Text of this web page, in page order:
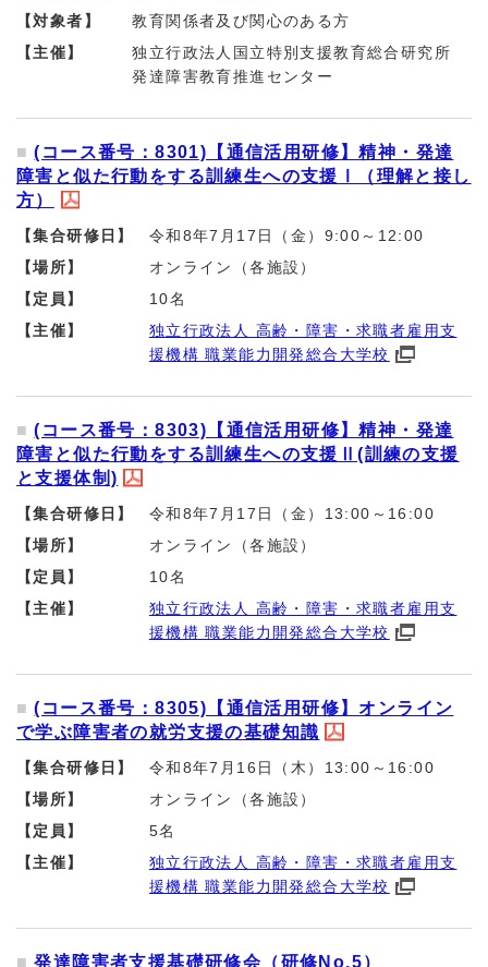
【対象者】
教育関係者及び関心のある方
【主催】
独立行政法人国立特別支援教育総合研究所
発達障害教育推進センター
(コース番号：8301)【通信活用研修】精神・発達
障害と似た行動をする訓練生への支援Ⅰ（理解と接し
方）
【集合研修日】
令和8年7月17日（金）9:00～12:00
【場所】
オンライン（各施設）
【定員】
10名
【主催】
独立行政法人 高齢・障害・求職者雇用支
援機構 職業能力開発総合大学校
(コース番号：8303)【通信活用研修】精神・発達
障害と似た行動をする訓練生への支援Ⅱ(訓練の支援
と支援体制)
【集合研修日】
令和8年7月17日（金）13:00～16:00
【場所】
オンライン（各施設）
【定員】
10名
【主催】
独立行政法人 高齢・障害・求職者雇用支
援機構 職業能力開発総合大学校
(コース番号：8305)【通信活用研修】オンライン
で学ぶ障害者の就労支援の基礎知識
【集合研修日】
令和8年7月16日（木）13:00～16:00
【場所】
オンライン（各施設）
【定員】
5名
【主催】
独立行政法人 高齢・障害・求職者雇用支
援機構 職業能力開発総合大学校
発達障害者支援基礎研修会（研修No.5）